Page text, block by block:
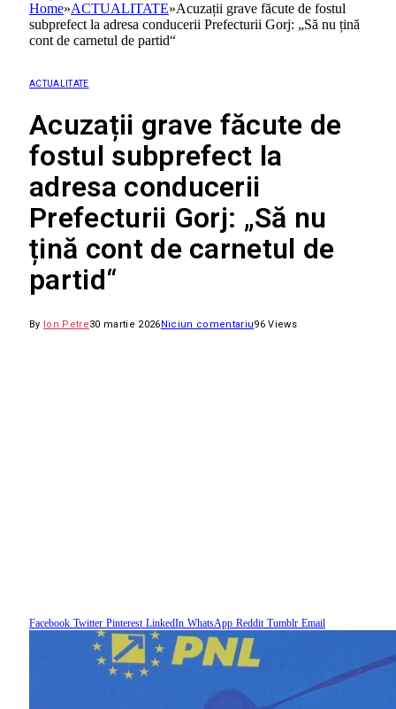
Home»ACTUALITATE»Acuzații grave făcute de fostul
subprefect la adresa conducerii Prefecturii Gorj: „Să nu țină
cont de carnetul de partid“
ACTUALITATE
Acuzații grave făcute de
fostul subprefect la
adresa conducerii
Prefecturii Gorj: „Să nu
țină cont de carnetul de
partid“
By Ion Petre30 martie 2026Niciun comentariu96Views
Facebook Twitter Pinterest LinkedIn WhatsApp Reddit Tumblr Email